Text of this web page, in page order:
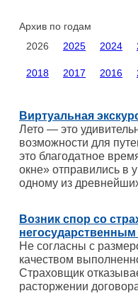
Архив по годам
2026
2025 2024
2018 2017 2016
Виртуальная
Лето — это
возможности для
это благодатное
окне» отправились в
одному из
Возник спор со
Не согласны с
качеством
Страховщик
расторжении